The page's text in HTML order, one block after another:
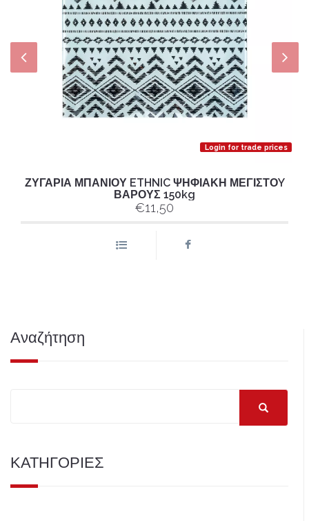
Login for trade prices
ΖΥΓΑΡΙΑ ΜΠΑΝΙΟΥ ETHNIC ΨΗΦΙΑΚΗ ΜΕΓΙΣΤΟY
ΒΑΡΟΥΣ 150kg
€11,50
Αναζήτηση
ΚΑΤΗΓΟΡΙΕΣ